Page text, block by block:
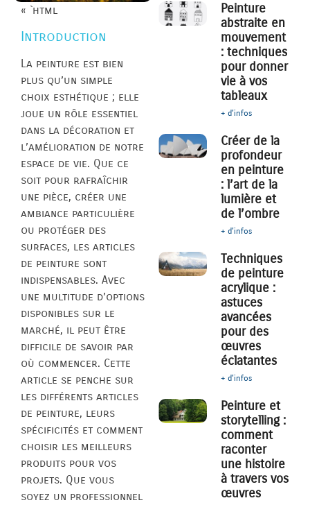
« `html
Introduction
La peinture est bien
plus qu’un simple
choix esthétique ; elle
joue un rôle essentiel
dans la décoration et
l’amélioration de notre
espace de vie. Que ce
soit pour rafraîchir
une pièce, créer une
ambiance particulière
ou protéger des
surfaces, les articles
de peinture sont
indispensables. Avec
une multitude d’options
disponibles sur le
marché, il peut être
difficile de savoir par
où commencer. Cette
article se penche sur
les différents articles
de peinture, leurs
spécificités et comment
choisir les meilleurs
produits pour vos
projets. Que vous
soyez un professionnel
Peinture
abstraite en
mouvement
: techniques
pour donner
vie à vos
tableaux
+ d'infos
Créer de la
profondeur
en peinture
: l’art de la
lumière et
de l’ombre
+ d'infos
Techniques
de peinture
acrylique :
astuces
avancées
pour des
œuvres
éclatantes
+ d'infos
Peinture et
storytelling :
comment
raconter
une histoire
à travers vos
œuvres